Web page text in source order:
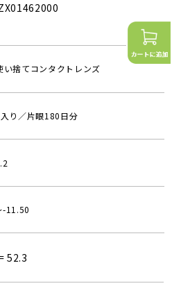
い捨てコンタクトレンズ
り／片眼180日分
-11.50
52.3